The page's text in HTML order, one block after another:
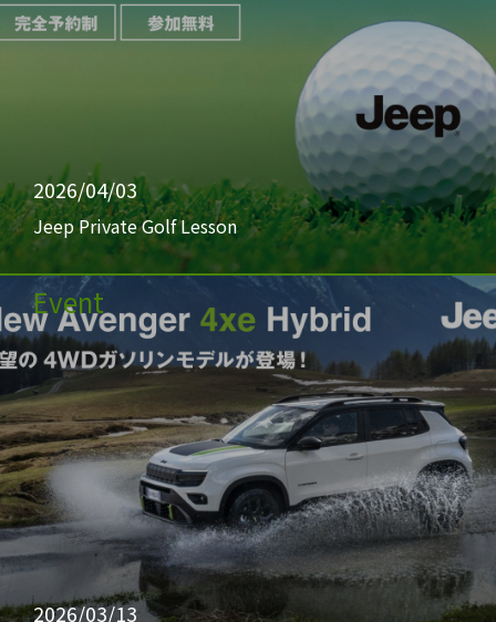
2026/04/03
Jeep Private Golf Lesson
Event
2026/03/13